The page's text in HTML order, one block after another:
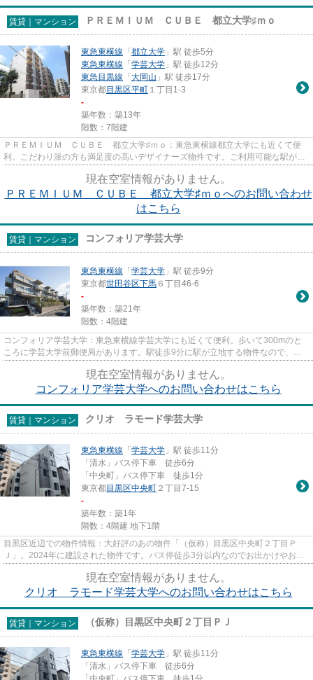
賃貸｜マンション ＰＲＥＭＩＵＭ ＣＵＢＥ 都立大学♯ｍｏ
東急東横線 「 都立大学 」駅 徒歩5分
東急東横線 「 学芸大学 」駅 徒歩12分
東急目黒線 「 大岡山 」駅 徒歩17分
東京都目黒区平町 １丁目1-3
-
築年数：築13年
階数：7階建
ＰＲＥＭＩＵＭ ＣＵＢＥ 都立大学♯ｍｏ：東急東横線都立大学にも近くて便
利。こだわり派の方も満足度の高いデザイナーズ物件です。ご利用可能な駅が2
現在空室情報がありません。
ＰＲＥＭＩＵＭ ＣＵＢＥ 都立大学♯ｍｏへのお問い合わせ
はこちら
賃貸｜マンション コンフォリア学芸大学
東急東横線 「 学芸大学 」駅 徒歩9分
東京都世田谷区下馬 ６丁目46-6
-
築年数：築21年
階数：4階建
コンフォリア学芸大学：東急東横線学芸大学にも近くて便利。歩いて300mのと
ころに学芸大学前郵便局があります。駅徒歩9分に駅が立地する物件なので、電
現在空室情報がありません。
コンフォリア学芸大学へのお問い合わせはこちら
賃貸｜マンション クリオ ラモード学芸大学
東急東横線 「 学芸大学 」駅 徒歩11分
「清水」バス停下車 徒歩6分
「中央町」バス停下車 徒歩1分
東京都目黒区中央町 ２丁目7-15
-
築年数：築1年
階数：4階建 地下1階
目黒区近辺での物件情報：大好評のあの物件「（仮称）目黒区中央町２丁目Ｐ
Ｊ」。2024年に建設された物件です。バス停徒歩3分以内なのでお出かけやお買
現在空室情報がありません。
クリオ ラモード学芸大学へのお問い合わせはこちら
賃貸｜マンション （仮称）目黒区中央町２丁目ＰＪ
東急東横線 「 学芸大学 」駅 徒歩11分
「清水」バス停下車 徒歩6分